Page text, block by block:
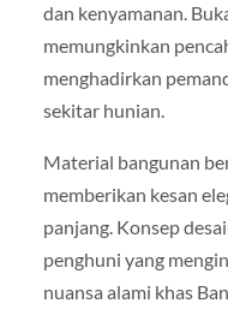
dan kenyamanan.
memungkinkan
menghadirkan
sekitar hunian.
Material bangunan
memberikan kesan
panjang. Konsep
penghuni yang
nuansa alami khas